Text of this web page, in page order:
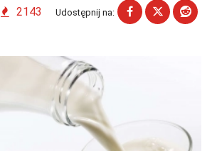
2143 Udostępnij na: